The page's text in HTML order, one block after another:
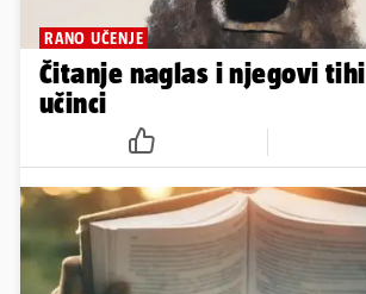
RANO UČENJE
Čitanje naglas i njegovi tihi
učinci